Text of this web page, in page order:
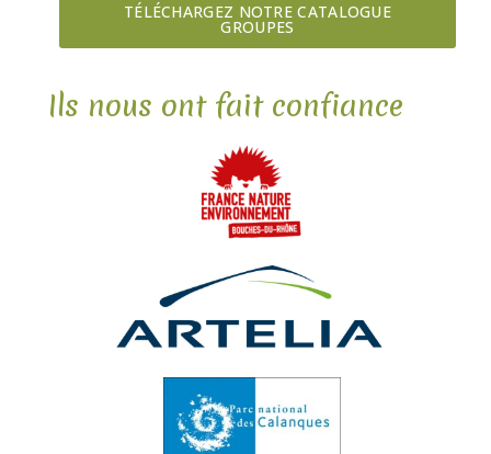
TÉLÉCHARGEZ NOTRE CATALOGUE
GROUPES
Ils nous ont fait confiance